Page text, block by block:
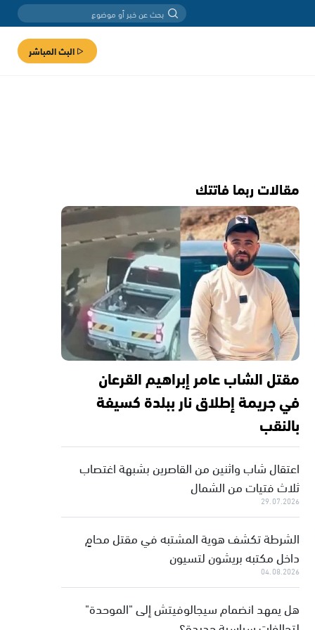
البث المباشر
مقالات ربما فاتتك
مقتل الشاب عامر إبراهيم القرعان
في جريمة إطلاق نار ببلدة كسيفة
بالنقب
اعتقال شاب واثنين من القاصرين بشبهة اغتصاب
ثلاث فتيات من الشمال
29.07.2026
الشرطة تكشف هوية المشتبه في مقتل محامٍ
داخل مكتبه بريشون لتسيون
04.08.2026
هل يمهد انضمام سيجالوفيتش إلى "الموحدة"